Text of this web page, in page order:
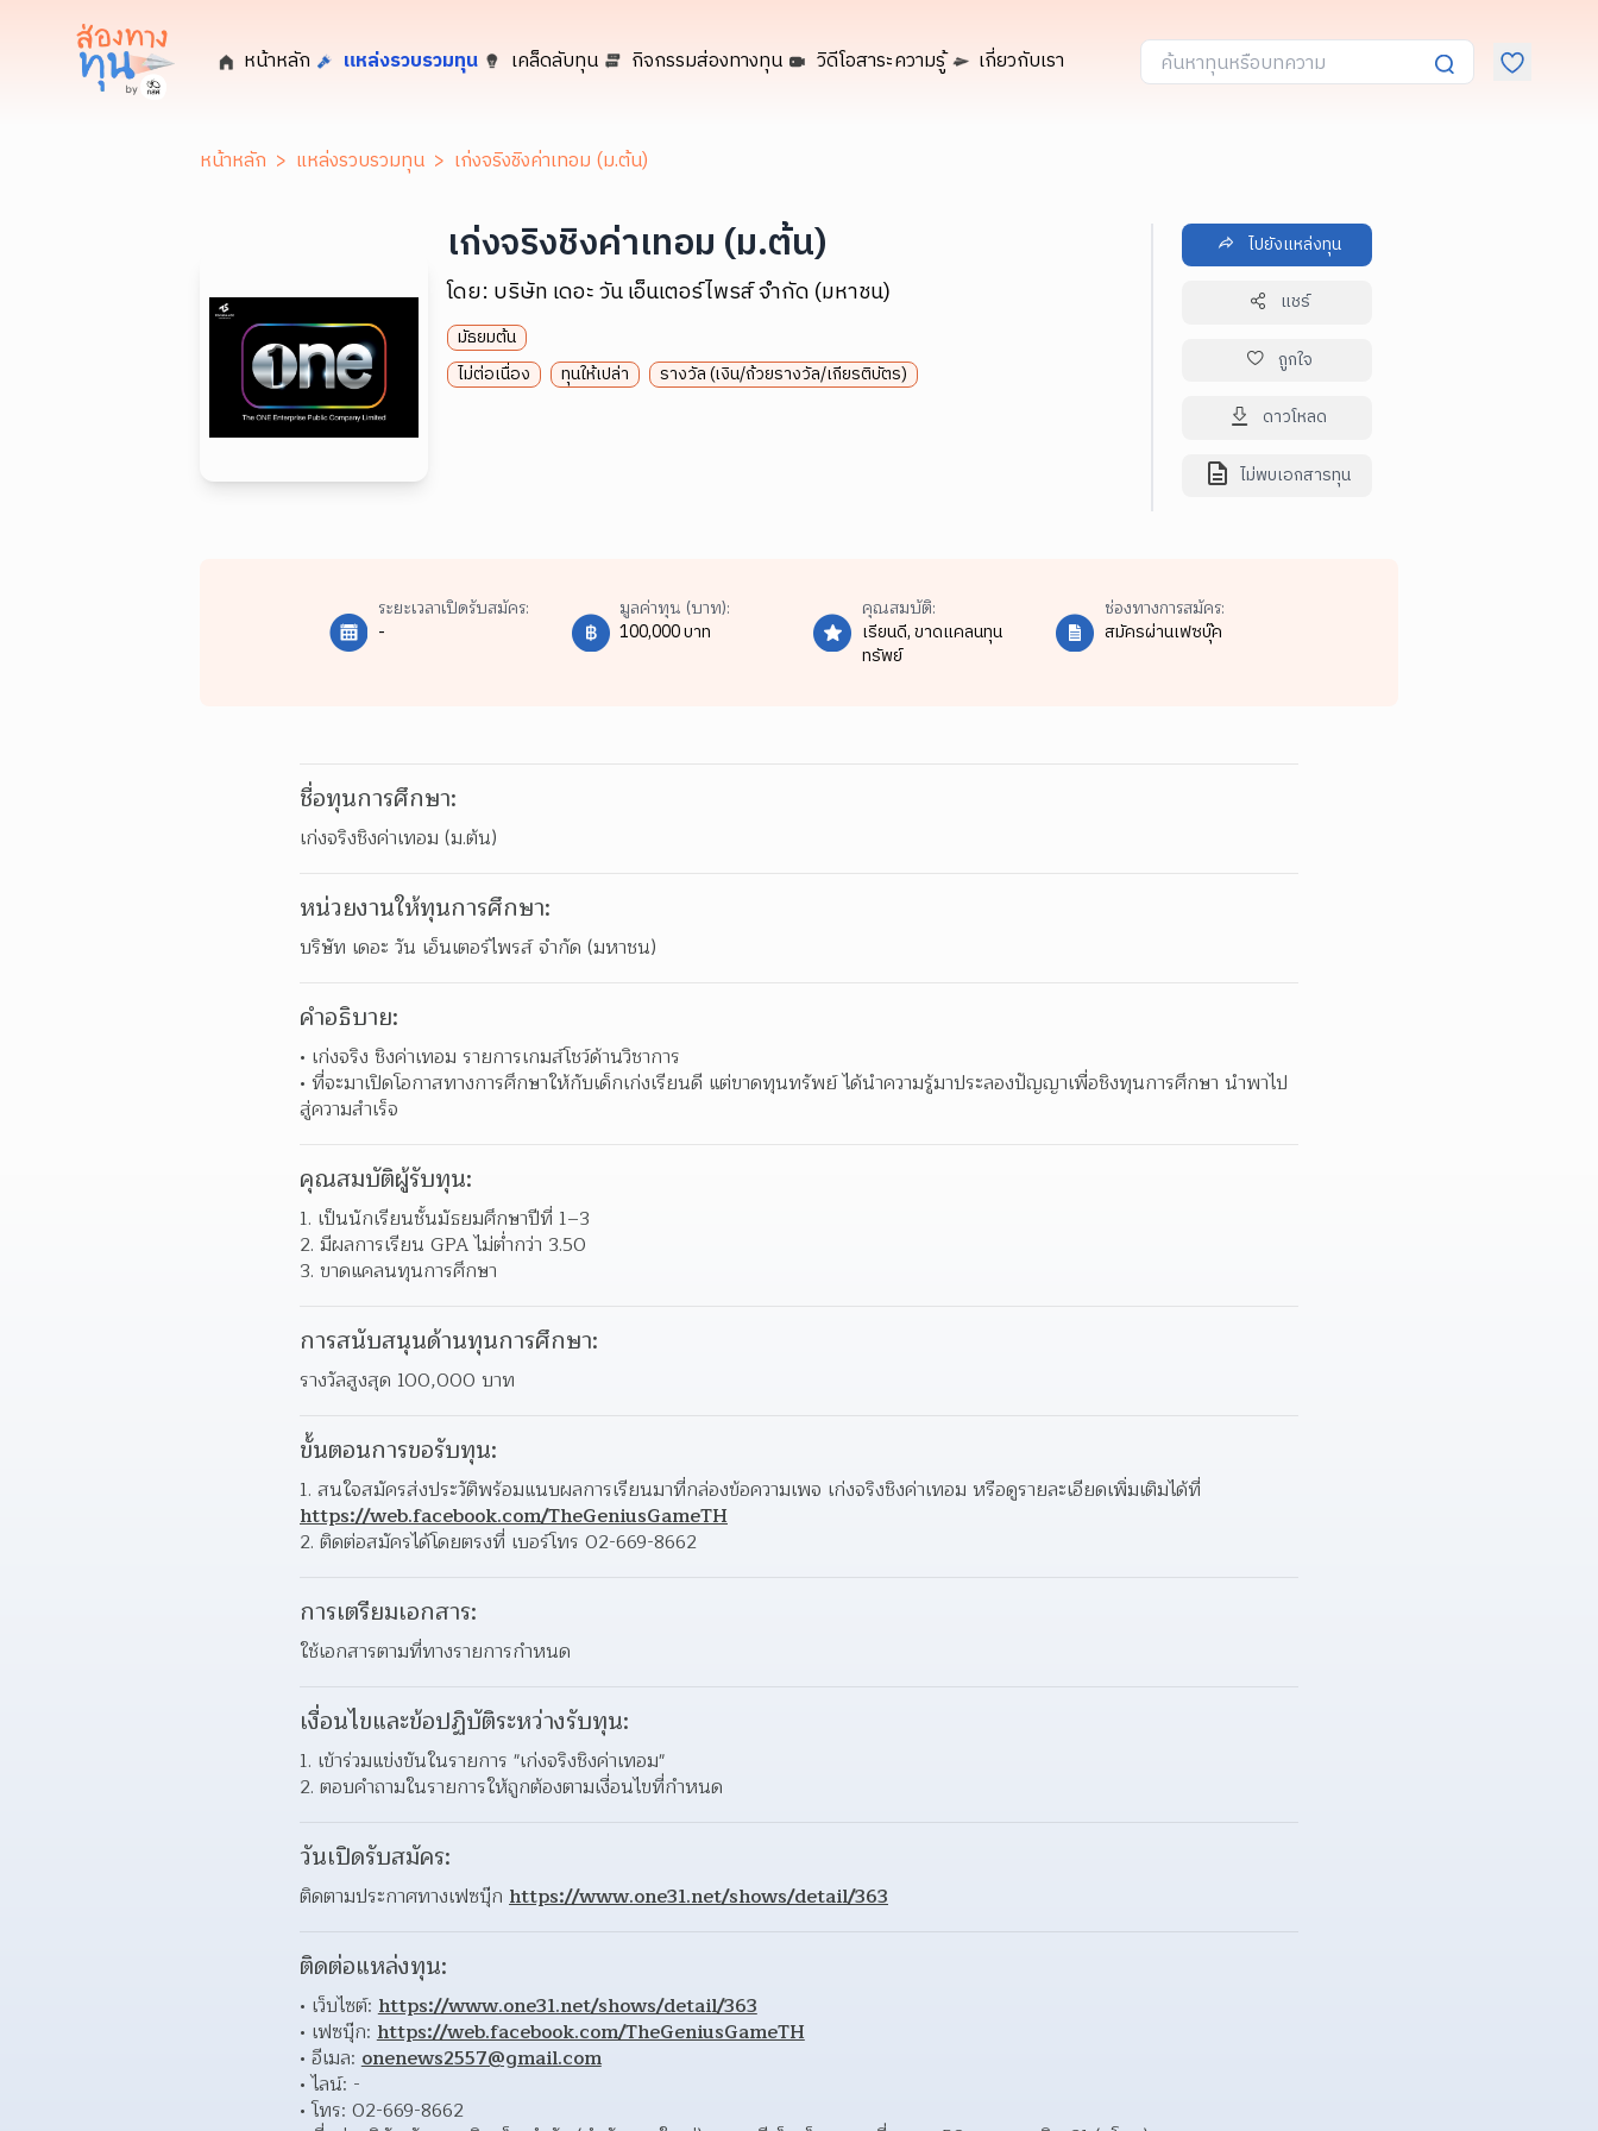
หน้าหลัก แหล่งรวบรวมทุน เคล็ดลับทุน กิจกรรมส่องทางทุน วิดีโอสาระความรู้ เกี่ยวกับเรา
หน้าหลัก > แหล่งรวบรวมทุน > เก่งจริงชิงค่าเทอม (ม.ต้น)
เก่งจริงชิงค่าเทอม (ม.ต้น)
โดย: บริษัท เดอะ วัน เอ็นเตอร์ไพรส์ จำกัด (มหาชน)
มัธยมต้น
ไม่ต่อเนื่อง
ทุนให้เปล่า รางวัล (เงิน/ถ้วยรางวัล/เกียรติบัตร)
ไปยังแหล่งทุน
แชร์
ถูกใจ
ดาวโหลด
ไม่พบเอกสารทุน
ระยะเวลาเปิดรับสมัคร:
-
มูลค่าทุน (บาท):
100,000 บาท
คุณสมบัติ:
เรียนดี,ขาดแคลนทุน
ทรัพย์
ช่องทางการสมัคร:
สมัครผ่านเฟซบุ๊ค
ชื่อทุนการศึกษา:
เก่งจริงชิงค่าเทอม (ม.ต้น)
หน่วยงานให้ทุนการศึกษา:
บริษัท เดอะ วัน เอ็นเตอร์ไพรส์ จำกัด (มหาชน)
คำอธิบาย:
เก่งจริง ชิงค่าเทอม รายการเกมส์โชว์ด้านวิชาการ
ที่จะมาเปิดโอกาสทางการศึกษาให้กับเด็กเก่งเรียนดี แต่ขาดทุนทรัพย์ ได้นำความรู้มาประลองปัญญาเพื่อชิงทุนการศึกษา นำพาไป
สู่ความสำเร็จ
คุณสมบัติผู้รับทุน:
เป็นนักเรียนชั้นมัธยมศึกษาปีที่ 1–3
มีผลการเรียน GPA ไม่ต่ำกว่า 3.50
ขาดแคลนทุนการศึกษา
การสนับสนุนด้านทุนการศึกษา:
รางวัลสูงสุด 100,000 บาท
ขั้นตอนการขอรับทุน:
https://web.facebook.com/TheGeniusGameTH
ติดต่อสมัครได้โดยตรงที่ เบอร์โทร 02-669-8662
การเตรียมเอกสาร:
ใช้เอกสารตามที่ทางรายการกำหนด
เงื่อนไขและข้อปฏิบัติระหว่างรับทุน:
เข้าร่วมแข่งขันในรายการ "เก่งจริงชิงค่าเทอม"
ตอบคำถามในรายการให้ถูกต้องตามเงื่อนไขที่กำหนด
วันเปิดรับสมัคร:
ติดตามประกาศทางเฟซบุ๊ก https://www.one31.net/shows/detail/363
ติดต่อแหล่งทุน:
เว็บไซต์: https://www.one31.net/shows/detail/363
เฟซบุ๊ก: https://web.facebook.com/TheGeniusGameTH
อีเมล: onenews2557@gmail.com
ไลน์: -
โทร: 02-669-8662